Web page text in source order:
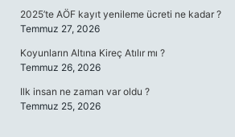
2025’te AÖF kayıt yenileme ücreti ne kadar ?
Temmuz 27, 2026
Koyunların Altına Kireç Atılır mı ?
Temmuz 26, 2026
Ilk insan ne zaman var oldu ?
Temmuz 25, 2026